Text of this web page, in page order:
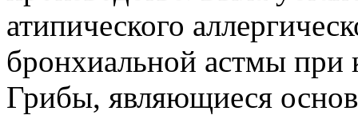
атипического
бронхиальной астмы при
Грибы, являющиеся